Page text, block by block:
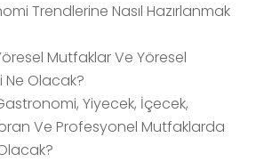
Trendlerine Nasıl Hazırlanmak
Mutfaklar Ve Yöresel
Ne Olacak?
Yiyecek, İçecek,
Ve Profesyonel Mutfaklarda